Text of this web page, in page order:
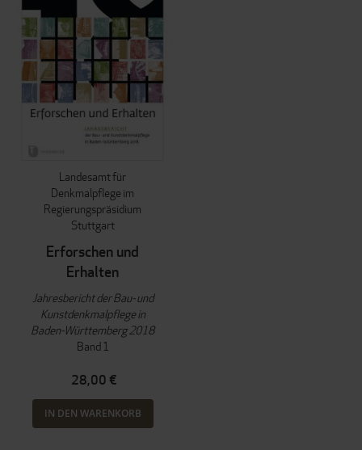
Landesamt für
Denkmalpflege im
Regierungspräsidium
Stuttgart
Erforschen und
Erhalten
Jahresbericht der Bau- und
Kunstdenkmalpflege in
Baden-Württemberg 2018
Band 1
28,00 €
IN DEN WARENKORB